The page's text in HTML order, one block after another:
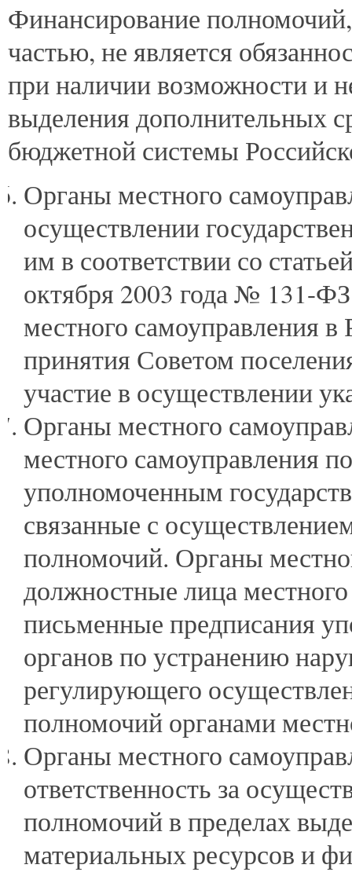
Финансирование
частью, не является
при наличии возможности и
выделения дополнительных
бюджетной системы
Органы местного
осуществлении
им в соответствии со
октября 2003 года № 131-
местного самоуправления
принятия Советом
участие в осуществлении
Органы местного
местного самоуправления
уполномоченным
связанные с
полномочий. Органы
должностные лица
письменные предписания
органов по устранению
регулирующего
полномочий органами
Органы местного
ответственность за
полномочий в пределах
материальных ресурсов и